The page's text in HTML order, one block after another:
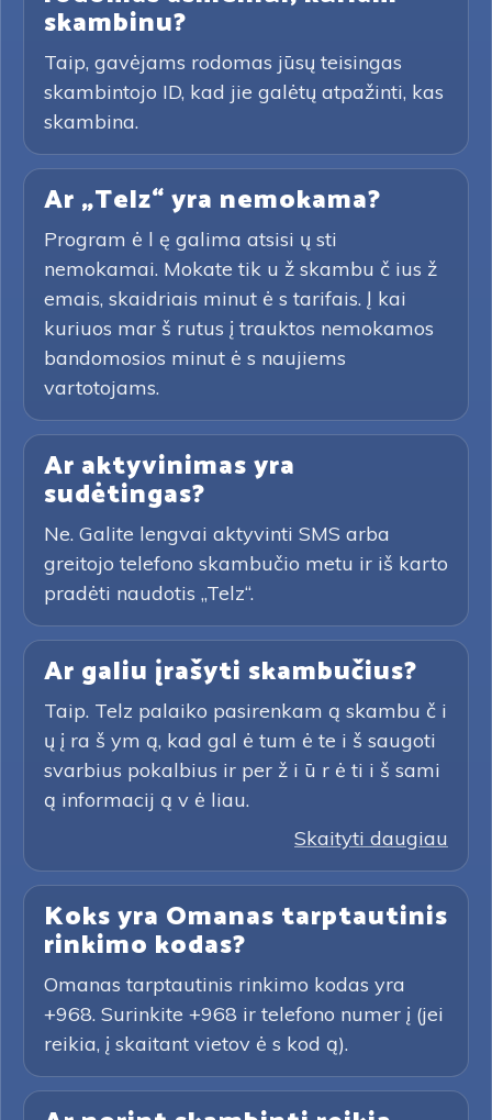
skambinu?
Taip, gavėjams rodomas jūsų teisingas
skambintojo ID, kad jie galėtų atpažinti, kas
skambina.
Ar „Telz“ yra nemokama?
Program ė l ę galima atsisi ų sti
nemokamai. Mokate tik u ž skambu č ius ž
emais, skaidriais minut ė s tarifais. Į kai
kuriuos mar š rutus į trauktos nemokamos
bandomosios minut ė s naujiems
vartotojams.
Ar aktyvinimas yra
sudėtingas?
Ne. Galite lengvai aktyvinti SMS arba
greitojo telefono skambučio metu ir iš karto
pradėti naudotis „Telz“.
Ar galiu įrašyti skambučius?
Taip. Telz palaiko pasirenkam ą skambu č i
ų į ra š ym ą, kad gal ė tum ė te i š saugoti
svarbius pokalbius ir per ž i ū r ė ti i š sami
ą informacij ą v ė liau.
Skaityti daugiau
Koks yra Omanas tarptautinis
rinkimo kodas?
Omanas tarptautinis rinkimo kodas yra
+968. Surinkite +968 ir telefono numer į (jei
reikia, į skaitant vietov ė s kod ą).